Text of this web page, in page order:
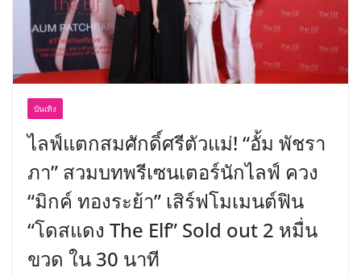
บันเทิง
ไลฟ์แตกสมศักดิ์ศรีตัวแม่! “อั้ม พัชรา
ภา” สวมบทพรีเซนเตอร์นักไลฟ์ ควง
“มิกค์ ทองระย้า” เสิร์ฟโมเมนต์ฟิน
“โดสแดง The Elf” Sold out 2 หมื่น
ขวด ใน 30 นาที